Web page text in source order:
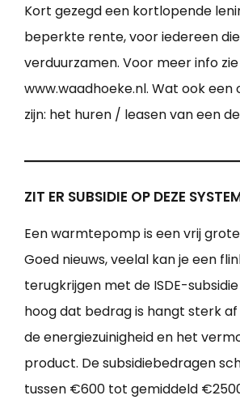
Kort gezegd een kortlopende
beperkte rente, voor iedereen
verduurzamen. Voor meer info zie
www.waadhoeke.nl. Wat ook een
zijn: het huren / leasen van een
ZIT ER SUBSIDIE OP DEZE
Een warmtepomp is een vrij
Goed nieuws, veelal kan je een
terugkrijgen met de ISDE-
hoog dat bedrag is hangt sterk af
de energiezuinigheid en het
product. De subsidiebedragen
tussen €600 tot gemiddeld